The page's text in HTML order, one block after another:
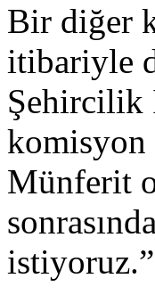
Bir diğer
itibariyle
Şehircilik
komisyon
Münferit
istiyoruz.”